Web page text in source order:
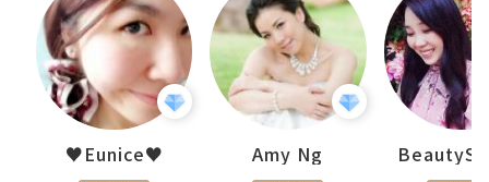
♥Eunice♥ Amy Ng